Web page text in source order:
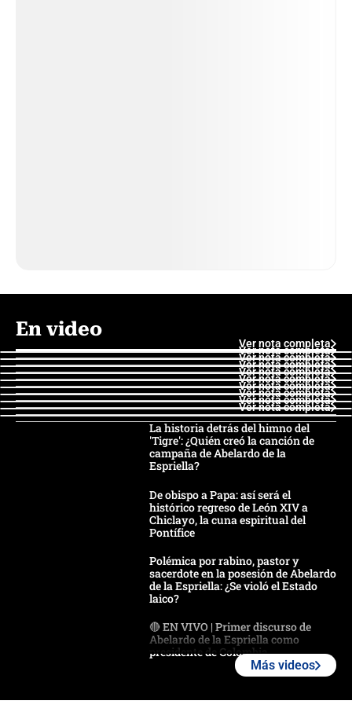
En video
Ver nota completa
Ver nota completa
Ver nota completa
Ver nota completa
Ver nota completa
Ver nota completa
Ver nota completa
Ver nota completa
Ver nota completa
Ver nota completa
La historia detrás del himno del
'Tigre': ¿Quién creó la canción de
campaña de Abelardo de la
Espriella?
De obispo a Papa: así será el
histórico regreso de León XIV a
Chiclayo, la cuna espiritual del
Pontífice
Polémica por rabino, pastor y
sacerdote en la posesión de Abelardo
de la Espriella: ¿Se violó el Estado
laico?
🔴 EN VIVO | Primer discurso de
Abelardo de la Espriella como
presidente de Colombia
Más videos